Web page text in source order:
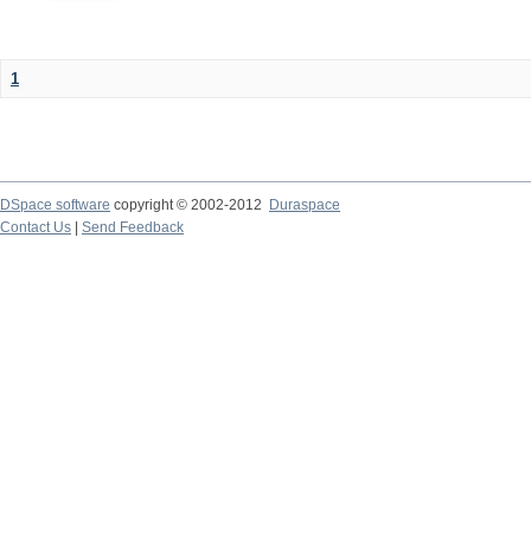
1
DSpace software copyright © 2002-2012
Duraspace
Contact Us
Send Feedback